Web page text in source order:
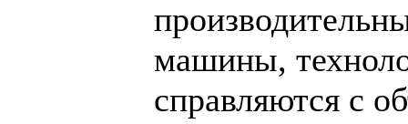
машины,
справляются с